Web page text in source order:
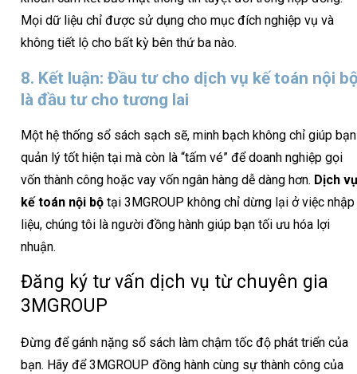
Mọi dữ liệu chỉ được sử dụng cho mục đích nghiệp vụ và
không tiết lộ cho bất kỳ bên thứ ba nào.
8. Kết luận: Đầu tư cho dịch vụ kế toán nội
là đầu tư cho tương lai
Một hệ thống sổ sách sạch sẽ, minh bạch không chỉ giúp bạn
quản lý tốt hiện tại mà còn là “tấm vé” để doanh nghiệp gọi
vốn thành công hoặc vay vốn ngân hàng dễ dàng hơn. Dịch vụ
kế toán nội bộ tại 3MGROUP không chỉ dừng lại ở việc nhập
liệu, chúng tôi là người đồng hành giúp bạn tối ưu hóa lợi
nhuận.
Đăng ký tư vấn dịch vụ từ chuyên gia
3MGROUP
Đừng để gánh nặng sổ sách làm chậm tốc độ phát triển của
bạn. Hãy để 3MGROUP đồng hành cùng sự thành công của